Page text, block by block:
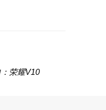
：荣耀V10